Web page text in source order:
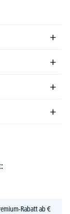
Rabatt ab €